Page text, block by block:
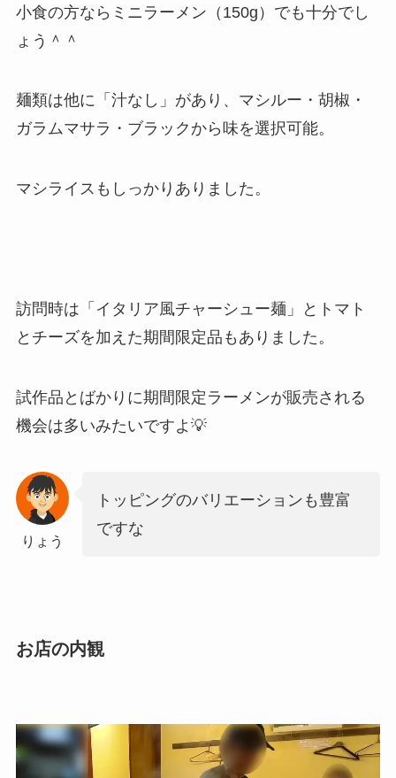
小食の方ならミニラーメン（150g）でも十分でし
ょう＾＾
麺類は他に「汁なし」があり、マシルー・胡椒・
ガラムマサラ・ブラックから味を選択可能。
マシライスもしっかりありました。
訪問時は「イタリア風チャーシュー麺」とトマト
とチーズを加えた期間限定品もありました。
試作品とばかりに期間限定ラーメンが販売される
機会は多いみたいですよ💡
りょう
トッピングのバリエーションも豊富
ですな
お店の内観